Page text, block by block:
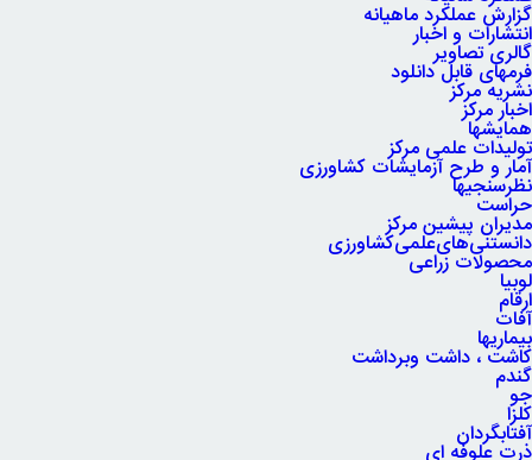
گزارش عملکرد ماهیانه
انتشارات و اخبار
گالری تصاویر
فرمهای قابل دانلود
نشریه مرکز
اخبار مرکز
همایشها
تولیدات علمی مرکز
آمار و طرح آزمایشات کشاورزی
نظرسنجیها
حراست
مدیران پیشین مرکز
دانستنی‌های‌علمی‌کشاورزی
محصولات زراعی
لوبیا
ارقام
آفات
بیماریها
کاشت ، داشت وبرداشت
گندم
جو
کلزا
آفتابگردان
ذرت علوفه ای